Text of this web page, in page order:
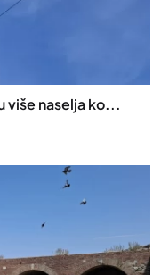
više naselja ko...